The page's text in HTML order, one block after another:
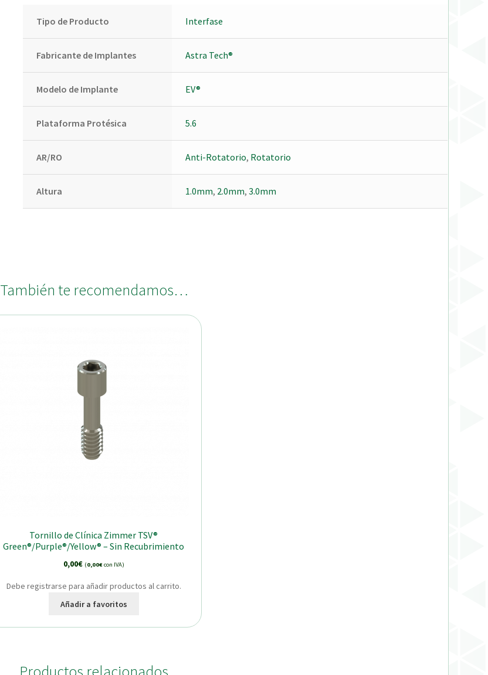
Tipo de Producto Interfase
Fabricante de Implantes Astra Tech®
Modelo de Implante EV®
Plataforma Protésica 5.6
AR/RO Anti-Rotatorio, Rotatorio
Altura 1.0mm, 2.0mm, 3.0mm
También te recomendamos…
Tornillo de Clínica Zimmer TSV®
Green®/Purple®/Yellow® – Sin Recubrimiento
0,00€ (0,00€con IVA)
Debe registrarse para añadir productos al carrito.
Añadir a favoritos
Productos relacionados